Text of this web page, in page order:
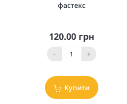
фастекс
120.00 грн
- +
Купити